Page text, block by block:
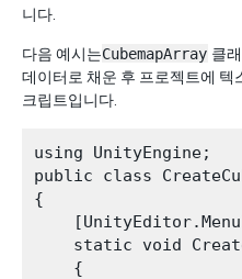
니다.
다음 예시는CubemapArray 클
데이터로 채운 후 프로젝트에 텍
크립트입니다.
using UnityEngine;
public class
{
static void
    {